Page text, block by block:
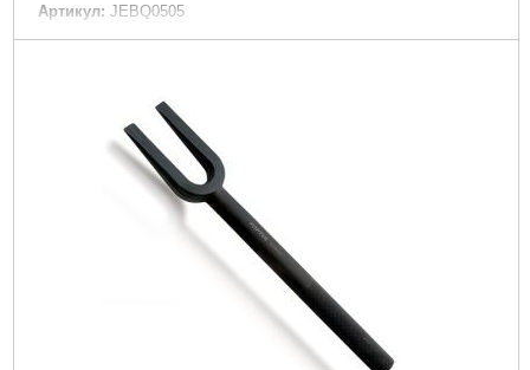
Артикул: JEBQ0505
Код товара: 15.09.33
Ширина штифа: 4.9 мм
Габариты упаковки: 140x105x50 мм
Вес брутто: 273 г
Подробнее...